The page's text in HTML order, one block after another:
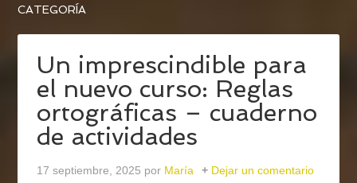
CATEGORÍA
Un imprescindible para
el nuevo curso: Reglas
ortográficas – cuaderno
de actividades
17 septiembre, 2025 por María Dejar un comentario